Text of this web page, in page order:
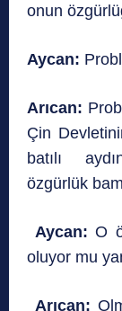
onun
Aycan:
Arıcan:
Çin
batılı
özgürlük
Aycan: O
oluyor mu
Arıcan: